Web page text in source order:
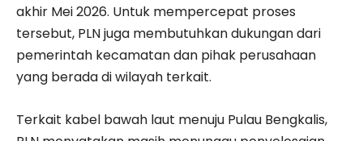
akhir Mei 2026. Untuk mempercepat proses
tersebut, PLN juga membutuhkan dukungan dari
pemerintah kecamatan dan pihak perusahaan
yang berada di wilayah terkait.
Terkait kabel bawah laut menuju Pulau Bengkalis,